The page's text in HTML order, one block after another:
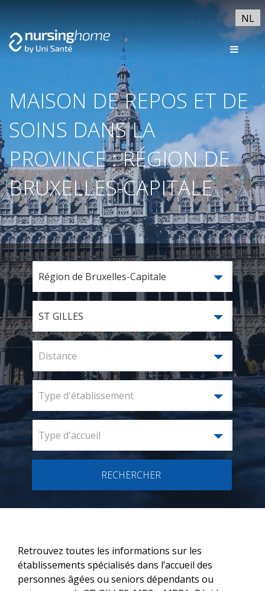
NL
MAISON DE REPOS ET DE
SOINS DANS LA
PROVINCE : RÉGION DE
BRUXELLES-CAPITALE
Région de Bruxelles-Capitale
ST GILLES
Distance
Type d'établissement
Type d'accueil
RECHERCHER
Retrouvez toutes les informations sur les
établissements spécialisés dans l’accueil des
personnes âgées ou seniors dépendants ou